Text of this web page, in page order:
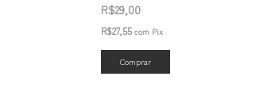
R$29,00
R$27,55com Pix